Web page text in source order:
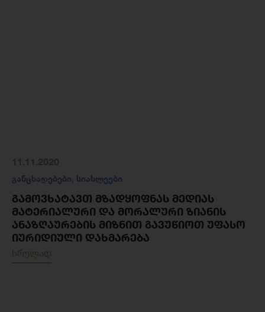
განცხადებები, სიახლეები
ᲒᲐᲛᲝᲕᲮᲐᲢᲐᲕᲗ ᲛᲖᲐᲓᲧᲝᲤᲜᲐᲡ ᲛᲔᲓᲘᲐᲡ
ᲛᲐᲢᲔᲠᲘᲐᲚᲣᲠᲘ ᲓᲐ ᲛᲝᲠᲐᲚᲣᲠᲘ ᲖᲘᲐᲜᲘᲡ
ᲐᲜᲐᲖᲦᲐᲣᲠᲔᲑᲘᲡ ᲛᲘᲖᲜᲘᲗ ᲒᲐᲕᲣᲬᲘᲝᲗ ᲣᲤᲐᲡᲝ
ᲘᲣᲠᲘᲓᲘᲣᲚᲘ ᲓᲐᲮᲛᲐᲠᲔᲑᲐ
სრულად